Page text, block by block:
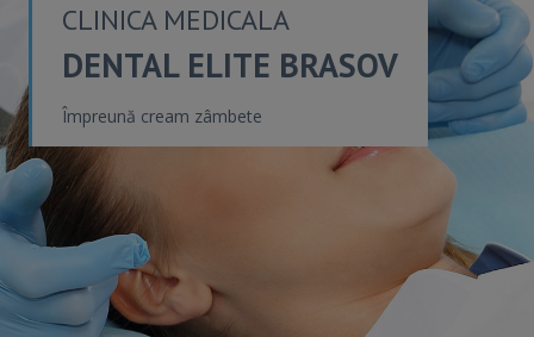
CLINICA MEDICALA
DENTAL ELITE BRASOV
Împreună cream zâmbete